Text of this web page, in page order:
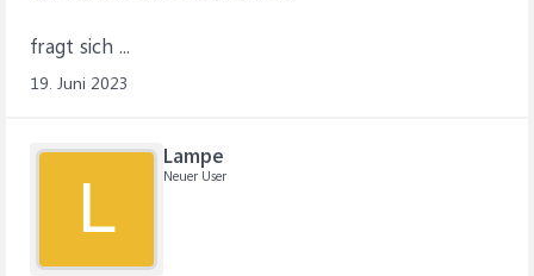
fragt sich ...
19. Juni 2023
L
Lampe
Neuer User